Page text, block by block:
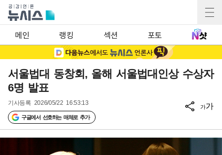
메인 랭킹 섹션 포토
서울법대 동창회, 올해 서울법대인상 수상자
6명 발표
기사등록 2026/05/22 16:53:13
구글에서 선호하는 매체로 추가
가가